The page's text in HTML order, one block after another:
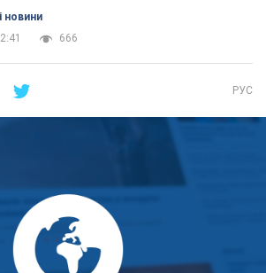
новини
666
РУС